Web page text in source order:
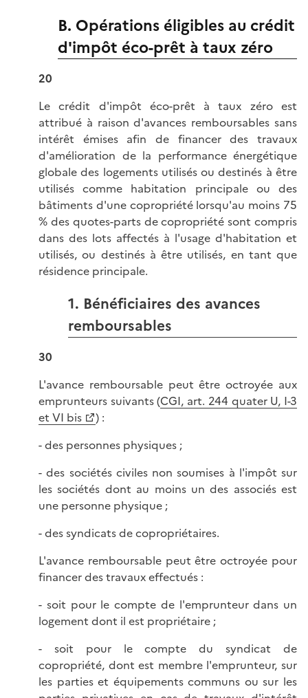
B. Opérations éligibles au crédit
d'impôt éco-prêt à taux zéro
20
Le crédit d'impôt éco-prêt à taux zéro est
attribué à raison d'avances remboursables sans
intérêt émises afin de financer des travaux
d'amélioration de la performance énergétique
globale des logements utilisés ou destinés à être
utilisés comme habitation principale ou des
bâtiments d'une copropriété lorsqu'au moins 75
% des quotes-parts de copropriété sont compris
dans des lots affectés à l'usage d'habitation et
utilisés, ou destinés à être utilisés, en tant que
résidence principale.
1. Bénéficiaires des avances
remboursables
30
L'avance remboursable peut être octroyée aux
emprunteurs suivants (CGI, art. 244 quater U, I-3
et VI bis
) :
- des personnes physiques ;
- des sociétés civiles non soumises à l'impôt sur
les sociétés dont au moins un des associés est
une personne physique ;
- des syndicats de copropriétaires.
L'avance remboursable peut être octroyée pour
financer des travaux effectués :
- soit pour le compte de l'emprunteur dans un
logement dont il est propriétaire ;
- soit pour le compte du syndicat de
copropriété, dont est membre l'emprunteur, sur
les parties et équipements communs ou sur les